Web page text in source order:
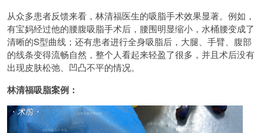
从众多患者反馈来看，林清福医生的吸脂手术效果显著。例如，
有宝妈经过他的腰腹吸脂手术后，腰围明显缩小，水桶腰变成了
清晰的S型曲线；还有患者进行全身吸脂后，大腿、手臂、腹部
的线条变得流畅自然，整个人看起来轻盈了很多，并且术后没有
出现皮肤松弛、凹凸不平的情况。
林清福吸脂案例：